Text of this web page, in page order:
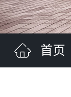
首页